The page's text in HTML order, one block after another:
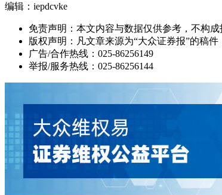
编辑：iepdcvke
免责声明：本文内容与数据仅供参考，不构成
版权声明：凡文章来源为“大众证券报”的稿
广告/合作热线：025-86256149
举报/服务热线：025-86256144